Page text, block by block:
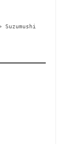
Suzumushi